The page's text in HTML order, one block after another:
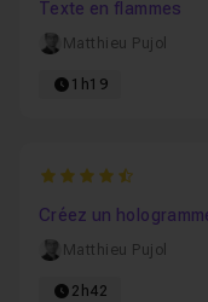
Texte en flammes
Matthieu Pujol
1h19
4.2222222222222
Créez un
Matthieu Pujol
2h42